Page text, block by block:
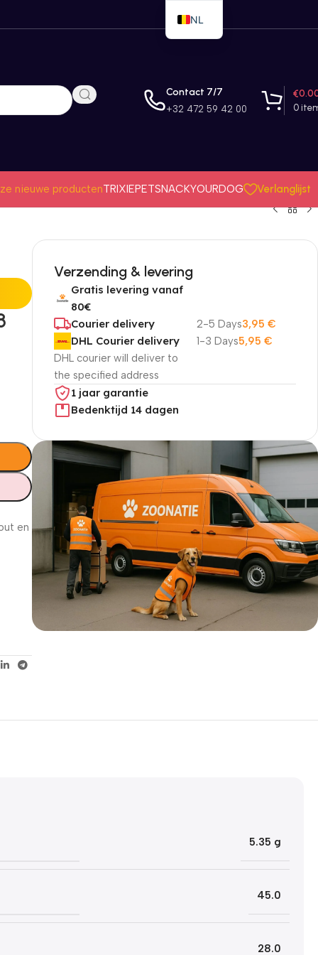
Contact 7/7
+32 472 59 42 00 0
€
nieuwe productenTRIXIEPETSNACKYOURDOG Verlanglijst
en
Verzending & levering
Gratis levering vanaf
80€
Courier delivery
2-5 Days3,95€
DHL Courier delivery
DHL courier will deliver to
the specified address
1-3 Days5,95€
1 jaar garantie
Bedenktijd 14 dagen
5.35 g
45.0
28.0
NL
EN